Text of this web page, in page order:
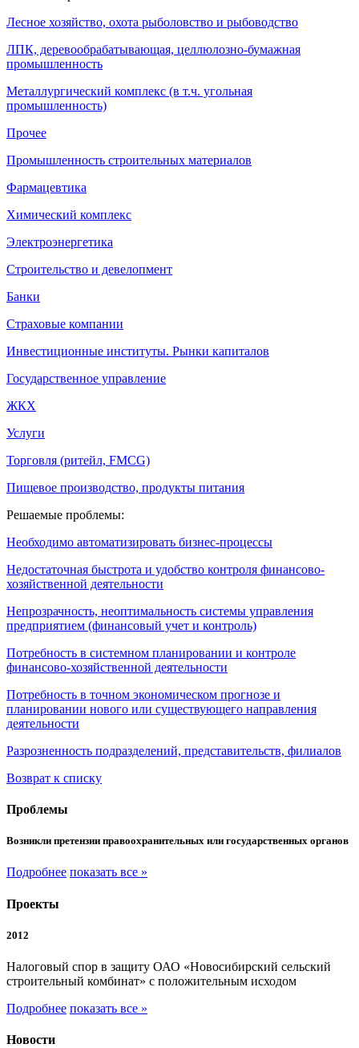
Лесное хозяйство, охота рыболовство и рыбоводство
ЛПК, деревообрабатывающая, целлюлозно-бумажная
промышленность
Металлургический комплекс (в т.ч. угольная
промышленность)
Прочее
Промышленность строительных материалов
Фармацевтика
Химический комплекс
Электроэнергетика
Строительство и девелопмент
Банки
Страховые компании
Инвестиционные институты. Рынки капиталов
Государственное управление
ЖКХ
Услуги
Торговля (ритейл, FMCG)
Пищевое производство, продукты питания
Решаемые проблемы:
Необходимо автоматизировать бизнес-процессы
Недостаточная быстрота и удобство контроля финансово-
хозяйственной деятельности
Непрозрачность, неоптимальность системы управления
предприятием (финансовый учет и контроль)
Потребность в системном планировании и контроле
финансово-хозяйственной деятельности
Потребность в точном экономическом прогнозе и
планировании нового или существующего направления
деятельности
Разрозненность подразделений, представительств, филиалов
Возврат к списку
Проблемы
Возникли претензии правоохранительных или государственных органов
Подробнее показать все »
Проекты
2012
Налоговый спор в защиту ОАО «Новосибирский сельский
строительный комбинат» с положительным исходом
Подробнее показать все »
Новости